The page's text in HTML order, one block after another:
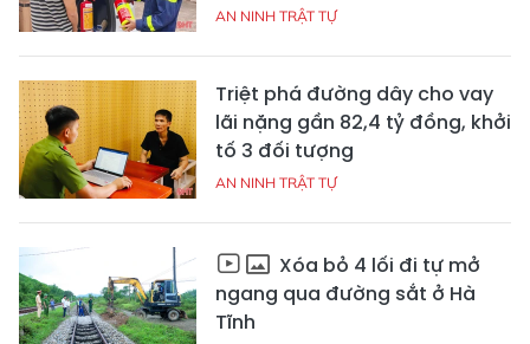
AN NINH TRẬT TỰ
Triệt phá đường dây cho vay
lãi nặng gần 82,4 tỷ đồng, khởi
tố 3 đối tượng
AN NINH TRẬT TỰ
Xóa bỏ 4 lối đi tự mở
ngang qua đường sắt ở Hà
Tĩnh